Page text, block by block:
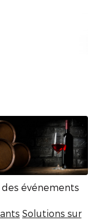
événements
Solutions sur